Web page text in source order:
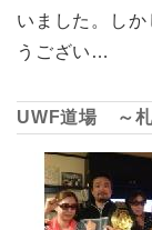
いました。し
うござい…
UWF道場 ～